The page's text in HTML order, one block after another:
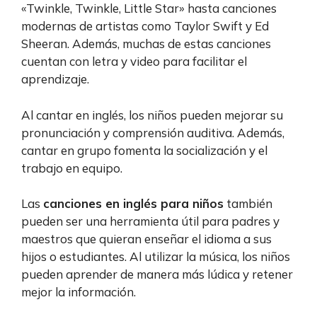
«Twinkle, Twinkle, Little Star» hasta canciones
modernas de artistas como Taylor Swift y Ed
Sheeran. Además, muchas de estas canciones
cuentan con letra y video para facilitar el
aprendizaje.
Al cantar en inglés, los niños pueden mejorar su
pronunciación y comprensión auditiva. Además,
cantar en grupo fomenta la socialización y el
trabajo en equipo.
Las canciones en inglés para niños también
pueden ser una herramienta útil para padres y
maestros que quieran enseñar el idioma a sus
hijos o estudiantes. Al utilizar la música, los niños
pueden aprender de manera más lúdica y retener
mejor la información.